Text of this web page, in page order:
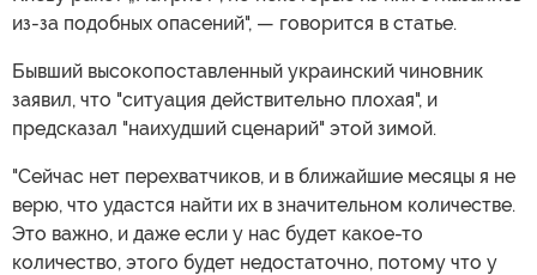
из-за подобных опасений", — говорится в статье.
Бывший высокопоставленный украинский чиновник
заявил, что "ситуация действительно плохая", и
предсказал "наихудший сценарий" этой зимой.
"Сейчас нет перехватчиков, и в ближайшие месяцы я не
верю, что удастся найти их в значительном количестве.
Это важно, и даже если у нас будет какое-то
количество, этого будет недостаточно, потому что у